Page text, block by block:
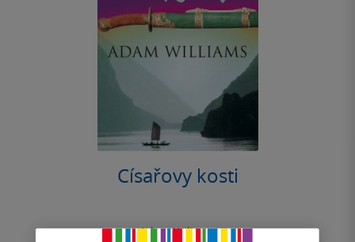
Císařovy kosti
Adam Wiliams